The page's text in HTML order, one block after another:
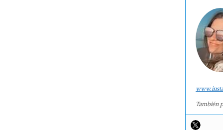
También